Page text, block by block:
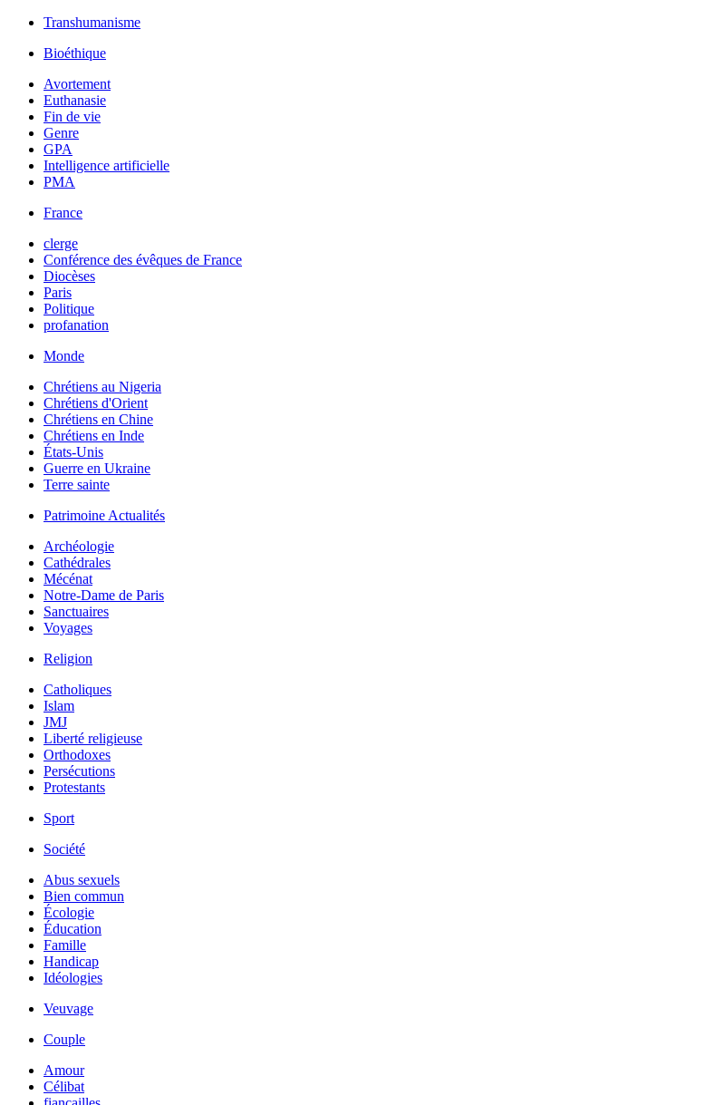
Transhumanisme
Bioéthique
Avortement
Euthanasie
Fin de vie
Genre
GPA
Intelligence artificielle
PMA
France
clerge
Conférence des évêques de France
Diocèses
Paris
Politique
profanation
Monde
Chrétiens au Nigeria
Chrétiens d'Orient
Chrétiens en Chine
Chrétiens en Inde
États-Unis
Guerre en Ukraine
Terre sainte
Patrimoine Actualités
Archéologie
Cathédrales
Mécénat
Notre-Dame de Paris
Sanctuaires
Voyages
Religion
Catholiques
Islam
JMJ
Liberté religieuse
Orthodoxes
Persécutions
Protestants
Sport
Société
Abus sexuels
Bien commun
Écologie
Éducation
Famille
Handicap
Idéologies
Veuvage
Couple
Amour
Célibat